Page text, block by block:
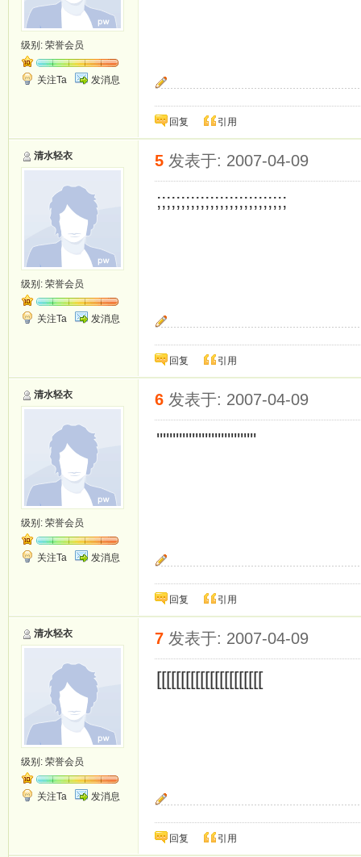
级别: 荣誉会员
关注Ta 发消息
期待你守护我的一生.
回复
引用
清水轻衣
级别: 荣誉会员
关注Ta 发消息
5 发表于: 2007-04-09
;;;;;;;;;;;;;;;;;;;;;;;;;;;
期待你守护我的一生.
回复
引用
清水轻衣
级别: 荣誉会员
关注Ta 发消息
6 发表于: 2007-04-09
'''''''''''''''''''''''''''''''
期待你守护我的一生.
回复
引用
清水轻衣
级别: 荣誉会员
关注Ta 发消息
7 发表于: 2007-04-09
[[[[[[[[[[[[[[[[[[[[[[
期待你守护我的一生.
回复
引用